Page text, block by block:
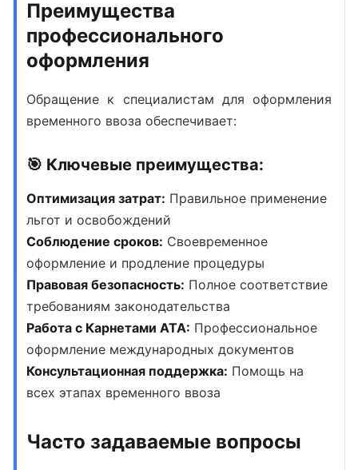
Преимущества
профессионального
оформления
Обращение к специалистам для оформления
временного ввоза обеспечивает:
🎯 Ключевые преимущества:
Оптимизация затрат: Правильное применение
льгот и освобождений
Соблюдение сроков: Своевременное
оформление и продление процедуры
Правовая безопасность: Полное соответствие
требованиям законодательства
Работа с Карнетами АТА: Профессиональное
оформление международных документов
Консультационная поддержка: Помощь на
всех этапах временного ввоза
Часто задаваемые вопросы